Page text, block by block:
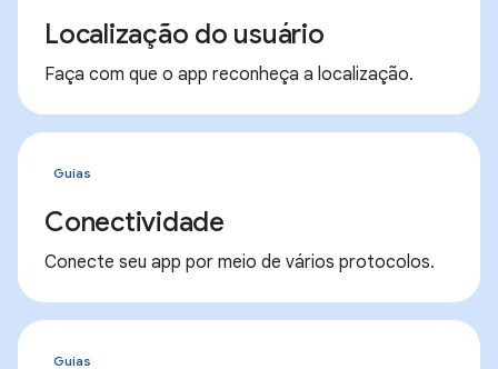
Localização do usuário
Faça com que o app reconheça a localização.
Guias
Conectividade
Conecte seu app por meio de vários protocolos.
Guias